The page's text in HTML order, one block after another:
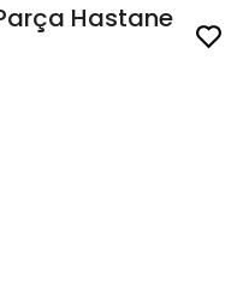
Hastane